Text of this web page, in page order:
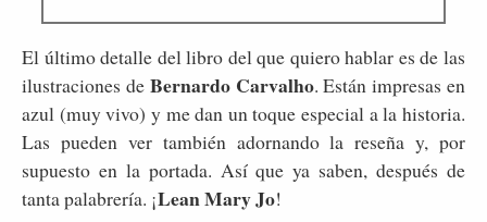
El último detalle del libro del que quiero hablar es de las
ilustraciones de Bernardo Carvalho. Están impresas en
azul (muy vivo) y me dan un toque especial a la historia.
Las pueden ver también adornando la reseña y, por
supuesto en la portada. Así que ya saben, después de
tanta palabrería. ¡Lean Mary Jo!